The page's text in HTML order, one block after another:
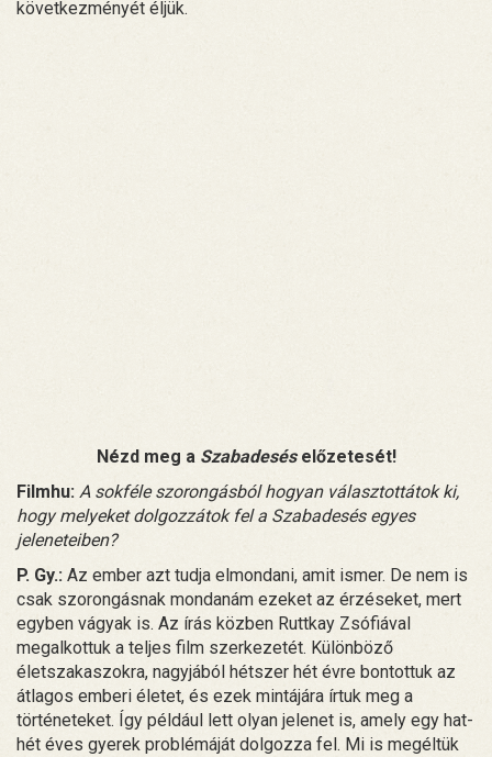
következményét éljük.
Nézd meg a Szabadeséselőzetesét!
Filmhu: A sokféle szorongásból hogyan választottátok ki,
hogy melyeket dolgozzátok fel a Szabadesés egyes
jeleneteiben?
P. Gy.: Az ember azt tudja elmondani, amit ismer. De nem is
csak szorongásnak mondanám ezeket az érzéseket, mert
egyben vágyak is. Az írás közben Ruttkay Zsófiával
megalkottuk a teljes film szerkezetét. Különböző
életszakaszokra, nagyjából hétszer hét évre bontottuk az
átlagos emberi életet, és ezek mintájára írtuk meg a
történeteket. Így például lett olyan jelenet is, amely egy hat-
hét éves gyerek problémáját dolgozza fel. Mi is megéltük